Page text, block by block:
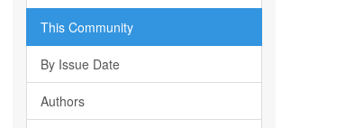
This Community
By Issue Date
Authors